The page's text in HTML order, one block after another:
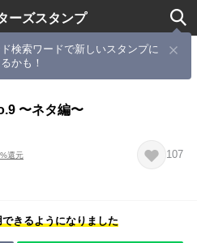
ーズスタンプ
ド検索ワードで新しいスタンプに
かも！
作成されたスタンプ
〜ネタ編〜
還元 107
きるようになりました